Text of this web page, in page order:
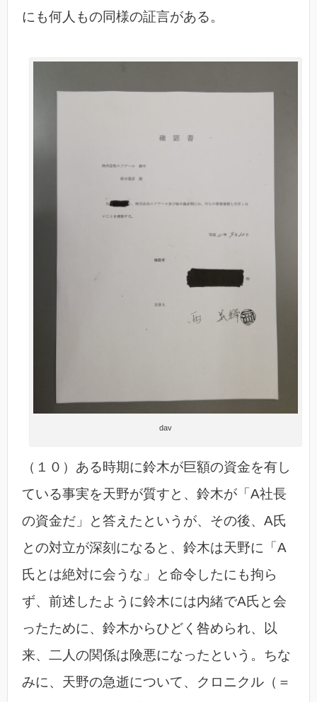
にも何人もの同様の証言がある。
dav
（１０）ある時期に鈴木が巨額の資金を有し
ている事実を天野が質すと、鈴木が「A社長
の資金だ」と答えたというが、その後、A氏
との対立が深刻になると、鈴木は天野に「A
氏とは絶対に会うな」と命令したにも拘ら
ず、前述したように鈴木には内緒でA氏と会
ったために、鈴木からひどく咎められ、以
来、二人の関係は険悪になったという。ちな
みに、天野の急逝について、クロニクル（＝